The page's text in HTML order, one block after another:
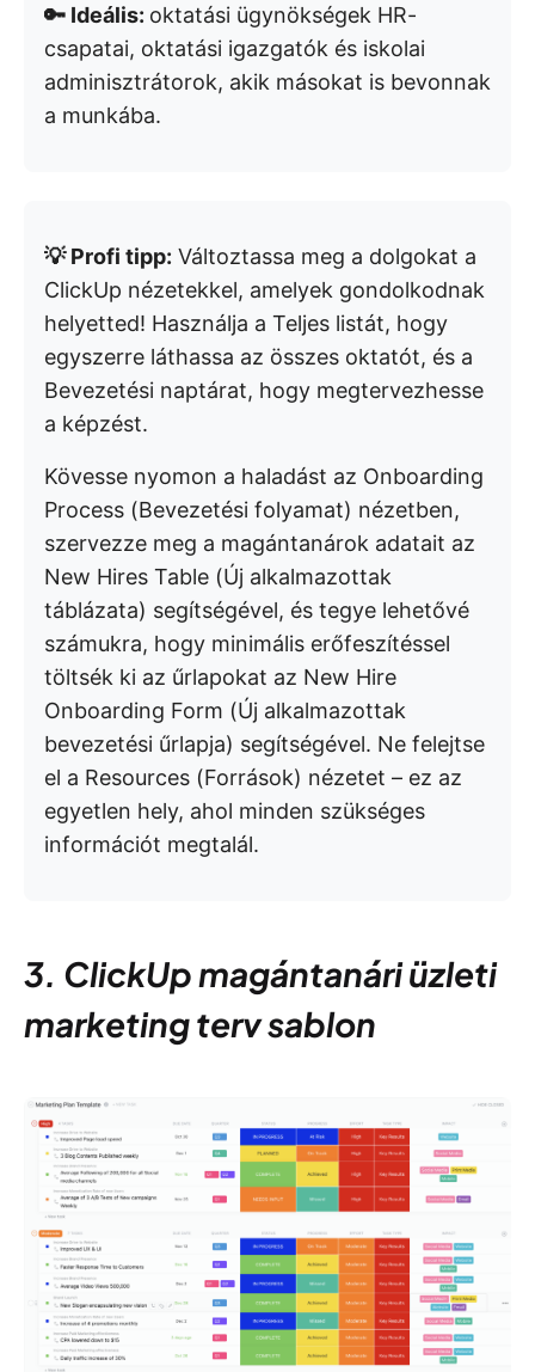
🔑 Ideális: oktatási ügynökségek HR-
csapatai, oktatási igazgatók és iskolai
adminisztrátorok, akik másokat is bevonnak
a munkába.
💡 Profi tipp: Változtassa meg a dolgokat a
ClickUp nézetekkel, amelyek gondolkodnak
helyetted! Használja a Teljes listát, hogy
egyszerre láthassa az összes oktatót, és a
Bevezetési naptárat, hogy megtervezhesse
a képzést.
Kövesse nyomon a haladást az Onboarding
Process (Bevezetési folyamat) nézetben,
szervezze meg a magántanárok adatait az
New Hires Table (Új alkalmazottak
táblázata) segítségével, és tegye lehetővé
számukra, hogy minimális erőfeszítéssel
töltsék ki az űrlapokat az New Hire
Onboarding Form (Új alkalmazottak
bevezetési űrlapja) segítségével. Ne felejtse
el a Resources (Források) nézetet – ez az
egyetlen hely, ahol minden szükséges
információt megtalál.
3. ClickUp magántanári üzleti
marketing terv sablon